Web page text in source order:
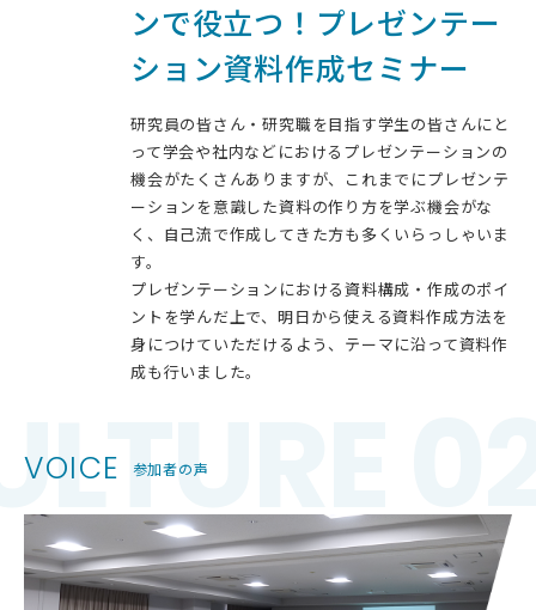
ンで役立つ！ プレゼンテー
ション資料作成セミナー
研究員の皆さん・研究職を目指す学生の皆さんにと
って学会や社内などにおけるプレゼンテーションの
機会がたくさんありますが、これまでにプレゼンテ
ーションを意識した資料の作り方を学ぶ機会がな
く、自己流で作成してきた方も多くいらっしゃいま
す。
プレゼンテーションにおける資料構成・作成のポイ
ントを学んだ上で、明日から使える資料作成方法を
身につけていただけるよう、テーマに沿って資料作
成も行いました。
VOICE 参加者の声